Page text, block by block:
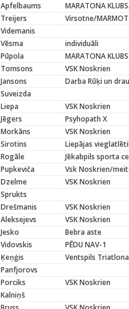
Apfelbaums
MARATONA
Treijers
Virsotne/MARMOT
Videmanis
Vēsma
individuāli
Pūpola
MARATONA KLUBS
Tomsons
VSK Noskrien
Jansons
Darba Rūķi un
Suveizda
Liepa
VSK Noskrien
Jēgers
Psyhopath X
Morkāns
VSK Noskrien
Sirotins
Liepājas
Rogāle
Jēkabpils sporta
Pupkeviča
Vsk Noskrien/
Dzelme
VSK Noskrien
Sprukts
Drešmanis
VSK Noskrien
Aleksejevs
VSK Noskrien
Jesko
Bebra aste
Vidovskis
PĒDU NAV-1
Ķeņģis
Ventspils
Panfjorovs
Porciks
VSK Noskrien
Kalniņš